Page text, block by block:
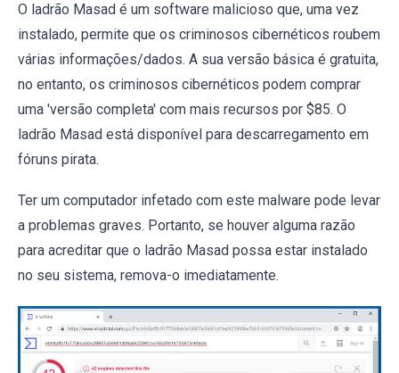
O ladrão Masad é um software malicioso que, uma vez
instalado, permite que os criminosos cibernéticos roubem
várias informações/dados. A sua versão básica é gratuita,
no entanto, os criminosos cibernéticos podem comprar
uma 'versão completa' com mais recursos por $85. O
ladrão Masad está disponível para descarregamento em
fóruns pirata.
Ter um computador infetado com este malware pode levar
a problemas graves. Portanto, se houver alguma razão
para acreditar que o ladrão Masad possa estar instalado
no seu sistema, remova-o imediatamente.